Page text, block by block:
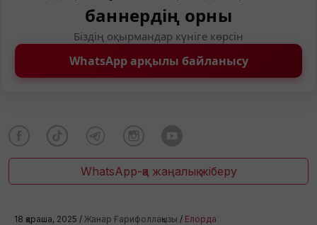
баннердің орны
Біздің оқырмандар күніге көрсін
WhatsApp арқылы байланысу
WhatsApp-қа жаңалық жіберу
18 қараша, 2025 / Жанар Ғарифоллақызы / Елорда